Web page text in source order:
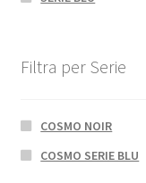
Filtra per Serie
COSMO NOIR
COSMO SERIE BLU